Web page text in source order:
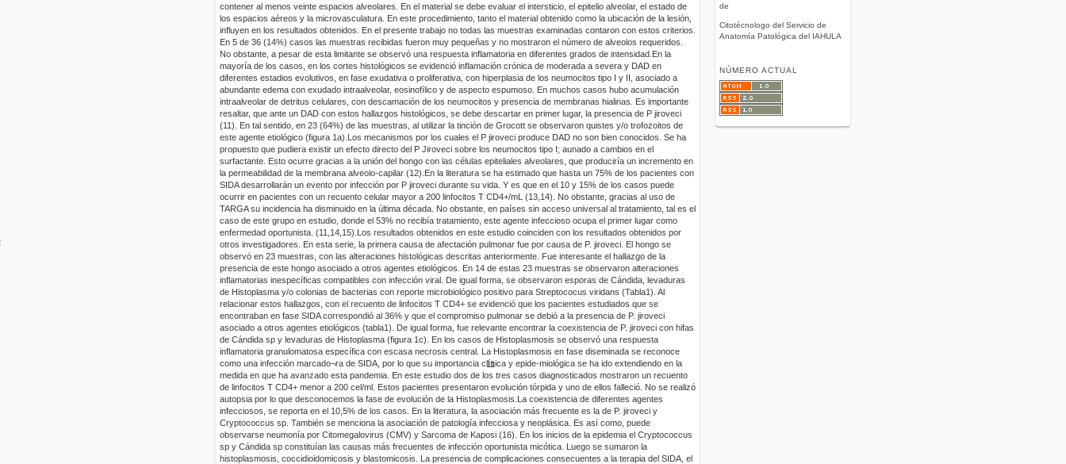
de
Citotécnologo del Servicio de
Anatomía Patológica del IAHULA
NÚMERO ACTUAL
11
contener al menos veinte espacios alveolares. En el material se debe evaluar el intersticio, el epitelio alveolar, el estado de
los espacios aéreos y la microvasculatura . En este procedimiento, tanto el material obtenido como la ubicación de la lesión,
influyen en los resultados obtenidos. En el presente trabajo no todas las muestras examinadas contaron con estos criterios.
En 5 de 36 (14%) casos las muestras recibidas fueron muy pequeñas y no mostraron el número de alveolos requeridos.
No obstante, a pesar de esta limitante se observó una respuesta inflamatoria en diferentes grados de intensidad. En la
mayoría de los casos, en los cortes histológicos se evidenció inflamación crónica de moderada a severa y DAD en
diferentes estadios evolutivos, en fase exudativa o proliferativa, con hiperplasia de los neumocitos tipo I y II, asociado a
abundante edema con exudado intraalveolar, eosinofílico y de aspecto espumoso. En muchos casos hubo acumulación
intraalveolar de detritus celulares, con descamación de los neumocitos y presencia de membranas hialinas. Es importante
resaltar, que ante un DAD con estos hallazgos histológicos, se debe descartar en primer lugar, la presencia de P jiroveci
(11). En tal sentido, en 23 (64%) de las muestras, al utilizar la tinción de Grocott se observaron quistes y/o trofozoitos de
este agente etiológico (figura 1a). Los mecanismos por los cuales el P jiroveci produce DAD no son bien conocidos. Se ha
propuesto que pudiera existir un efecto directo del P Jiroveci sobre los neumocitos tipo I; aunado a cambios en el
surfactante. Esto ocurre gracias a la unión del hongo con las células epiteliales alveolares, que produciría un incremento en
la permeabilidad de la membrana alveolo-capilar (12). En la literatura se ha estimado que hasta un 75% de los pacientes con
SIDA desarrollarán un evento por infección por P jiroveci durante su vida. Y es que en el 10 y 15% de los casos puede
ocurrir en pacientes con un recuento celular mayor a 200 linfocitos T CD4+/mL (13,14). No obstante, gracias al uso de
TARGA su incidencia ha disminuido en la última década. No obstante, en países sin acceso universal al tratamiento, tal es el
caso de este grupo en estudio, donde el 53% no recibía tratamiento, este agente infeccioso ocupa el primer lugar como
enfermedad oportunista. (11 ,14,15). Los resultados obtenidos en este estudio coinciden con los resultados obtenidos por
otros investigadores. En esta serie, la primera causa de afectación pulmonar fue por causa de P. jiroveci . El hongo se
observó en 23 muestras, con las alteraciones histológicas descritas anteriormente. Fue interesante el hallazgo de la
presencia de este hongo asociado a otros agentes etiológicos. En 14 de estas 23 muestras se observaron alteraciones
inflamatorias inespecíficas compatibles con infección viral. De igual forma, se observaron esporas de Cándida , levaduras
de Histoplasma y/o colonias de bacterias con reporte microbiológico positivo para Streptococus viridans (Tabla1). Al
relacionar estos hallazgos, con el recuento de linfocitos T CD4+ se evidenció que los pacientes estudiados que se
encontraban en fase SIDA correspondió al 36% y que el compromiso pulmonar se debió a la presencia de P. jiroveci
asociado a otros agentes etiológicos (tabla1). De igual forma, fue relevante encontrar la coexistencia de P. jiroveci con hifas
de Cándida sp y levaduras de Histoplasma (figura 1c). En los casos de Histoplasmosis se observó una respuesta
inflamatoria granulomatosa específica con escasa necrosis central. La Histoplasmosis en fase diseminada se reconoce
como una infección marcado¬ra de SIDA, por lo que su importancia clínica y epide-miológica se ha ido extendiendo en la
medida en que ha avanzado esta pandemia. En este estudio dos de los tres casos diagnosticados mostraron un recuento
de linfocitos T CD4+ menor a 200 cel/ml . Estos pacientes presentaron evolución tórpida y uno de ellos falleció. No se realizó
autopsia por lo que desconocemos la fase de evolución de la Histoplasmosis. La coexistencia de diferentes agentes
infecciosos, se reporta en el 10,5% de los casos. En la literatura, la asociación más frecuente es la de P. jiroveci y
Cryptococcus sp . También se menciona la asociación de patología infecciosa y neoplásica. Es así como, puede
observarse neumonía por Citomegalovirus (CMV) y Sarcoma de Kaposi (16). En los inicios de la epidemia el Cryptococcus
sp y Cándida sp constituían las causas más frecuentes de infección oportunista micótica . Luego se sumaron la
histoplasmosis, coccidioidomicosis y blastomicosis. La presencia de complicaciones consecuentes a la terapia del SIDA, el